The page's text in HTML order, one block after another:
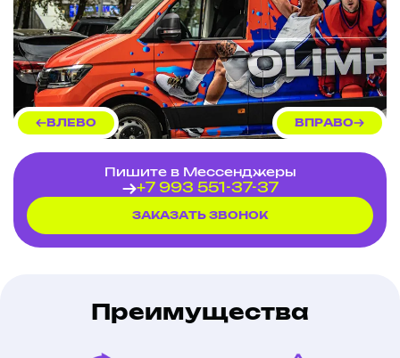
ВЛЕВО
ЗАКАЗАТЬ ЗВОНОК
Пишите в Мессенджеры
+7 993 551-37-37
ВПРАВО
Преимущества